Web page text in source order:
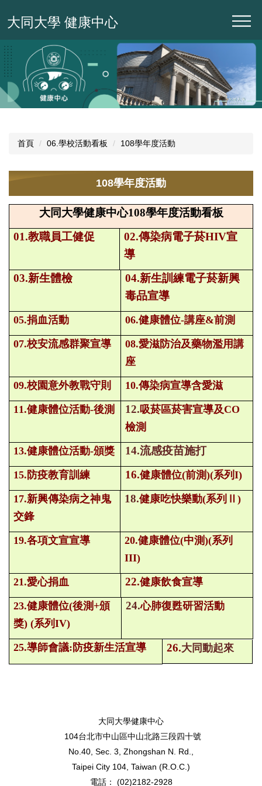
到
要
內
容
區
大同大學 健康中心
首頁 06.學校活動看板 108學年度活動
108學年度活動
大同大學健康中心108學年度活動看板
01.教職員工健促 02.傳染病電子菸HIV宣
導
03.新生體檢 04.新生訓練電子菸新興
毒品宣導
05.捐血活動 06.健康體位-講座&前測
07.校安流感群聚宣導 08.愛滋防治及藥物濫用講
座
09.校園意外教戰守則 10.傳染病宣導含愛滋
11.健康體位活動-後測 12.吸菸區菸害宣導及CO
檢測
13.健康體位活動-頒獎 14.流感疫苗施打
15. 防疫教育訓練 16.健康體位(前測)(系列I)
17.新興傳染病之神鬼
交鋒
18.健康吃快樂動(系列Ⅱ)
19.各項文宣宣導
20.健康體位(中測)(系列
III)
21.愛心捐血 22.健康飲食宣導
23.健康體位(後測+頒
獎) (系列IV)
24.心肺復甦研習活動
25.導師會議:防疫新生活宣導 26.大同動起來
大同大學健康中心
104台北市中山區中山北路三段四十號
No.40, Sec. 3, Zhongshan N. Rd.,
Taipei City 104, Taiwan (R.O.C.)
電話： (02)2182-2928